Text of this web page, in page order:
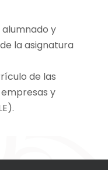
y
la asignatura
de las
y